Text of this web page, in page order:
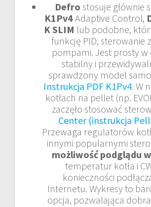
Defro stosuje głównie
K1Pv4Adaptive Control,
K SLIM lub podobne,
funkcję PID, sterowanie
pompami. Jest prosty w
stabilny i
sprawdzony model
Instrukcja PDF K1Pv4. W
kotłach na pellet (np.
zaczęło stosować
Center (instrukcja
Przewaga regulatorów
innymi popularnymi
możliwość podglądu
temperatur kotła i
konieczności
Internetu. Wykresy to
opcja, pozwalająca